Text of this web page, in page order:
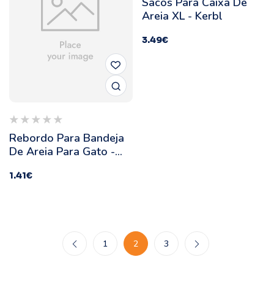
Rebordo Para Bandeja
De Areia Para Gato -
50 X 35 X 12 Cm
1.41€
Areia XL - Kerbl
3.49€
1 2 3